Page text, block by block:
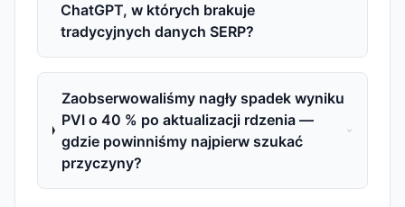
ChatGPT, w których brakuje
tradycyjnych danych SERP?
Zaobserwowaliśmy nagły spadek wyniku
PVI o 40 % po aktualizacji rdzenia —
gdzie powinniśmy najpierw szukać
przyczyny?